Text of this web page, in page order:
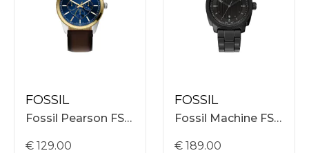
FOSSIL
Fossil Pearson FS6195
€ 129.00
FOSSIL
Fossil Machine FS6186
€ 189.00